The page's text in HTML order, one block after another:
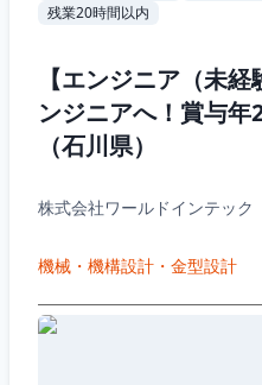
残業20時間以内
【エンジニア（未
ンジニアへ！賞与年
（石川県）
株式会社ワールドインテック
機械・機構設計・金型設計